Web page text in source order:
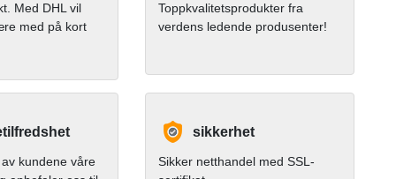
Med DHL vil
med på kort
Toppkvalitetsprodukter fra
verdens ledende produsenter!
kundene våre
sikkerhet
Sikker netthandel med SSL-